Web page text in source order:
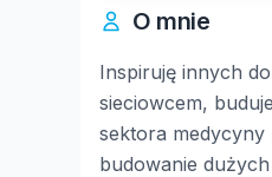
O mnie
Inspiruję innych
sieciowcem,
sektora
budowanie